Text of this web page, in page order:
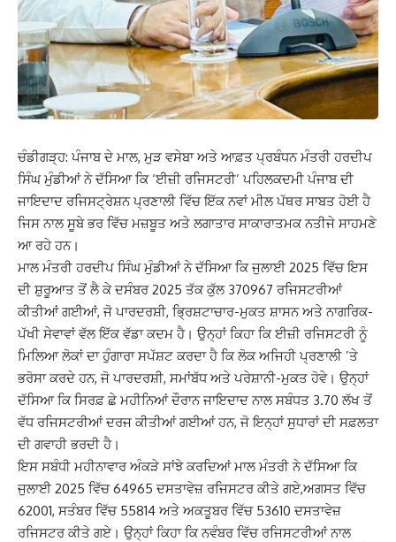
ਚੰਡੀਗੜ੍ਹ: ਪੰਜਾਬ ਦੇ ਮਾਲ, ਮੁੜ ਵਸੇਬਾ ਅਤੇ ਆਫ਼ਤ ਪ੍ਰਬੰਧਨ ਮੰਤਰੀ ਹਰਦੀਪ
ਸਿੰਘ ਮੁੰਡੀਆਂ ਨੇ ਦੱਸਿਆ ਕਿ ‘ਈਜ਼ੀ ਰਜਿਸਟਰੀ’ ਪਹਿਲਕਦਮੀ ਪੰਜਾਬ ਦੀ
ਜਾਇਦਾਦ ਰਜਿਸਟ੍ਰੇਸ਼ਨ ਪ੍ਰਣਾਲੀ ਵਿੱਚ ਇੱਕ ਨਵਾਂ ਮੀਲ ਪੱਥਰ ਸਾਬਤ ਹੋਈ ਹੈ
ਜਿਸ ਨਾਲ ਸੂਬੇ ਭਰ ਵਿੱਚ ਮਜ਼ਬੂਤ ਅਤੇ ਲਗਾਤਾਰ ਸਾਕਾਰਾਤਮਕ ਨਤੀਜੇ ਸਾਹਮਣੇ
ਆ ਰਹੇ ਹਨ।
ਮਾਲ ਮੰਤਰੀ ਹਰਦੀਪ ਸਿੰਘ ਮੁੰਡੀਆਂ ਨੇ ਦੱਸਿਆ ਕਿ ਜੁਲਾਈ 2025 ਵਿੱਚ ਇਸ
ਦੀ ਸ਼ੁਰੂਆਤ ਤੋਂ ਲੈ ਕੇ ਦਸੰਬਰ 2025 ਤੱਕ ਕੁੱਲ 370967 ਰਜਿਸਟਰੀਆਂ
ਕੀਤੀਆਂ ਗਈਆਂ, ਜੋ ਪਾਰਦਰਸ਼ੀ, ਭ੍ਰਿਸ਼ਟਾਚਾਰ-ਮੁਕਤ ਸ਼ਾਸਨ ਅਤੇ ਨਾਗਰਿਕ-
ਪੱਖੀ ਸੇਵਾਵਾਂ ਵੱਲ ਇੱਕ ਵੱਡਾ ਕਦਮ ਹੈ। ਉਨ੍ਹਾਂ ਕਿਹਾ ਕਿ ਈਜ਼ੀ ਰਜਿਸਟਰੀ ਨੂੰ
ਮਿਲਿਆ ਲੋਕਾਂ ਦਾ ਹੁੰਗਾਰਾ ਸਪੱਸ਼ਟ ਕਰਦਾ ਹੈ ਕਿ ਲੋਕ ਅਜਿਹੀ ਪ੍ਰਣਾਲੀ ’ਤੇ
ਭਰੋਸਾ ਕਰਦੇ ਹਨ, ਜੋ ਪਾਰਦਰਸ਼ੀ, ਸਮਾਂਬੱਧ ਅਤੇ ਪਰੇਸ਼ਾਨੀ-ਮੁਕਤ ਹੋਵੇ। ਉਨ੍ਹਾਂ
ਦੱਸਿਆ ਕਿ ਸਿਰਫ਼ ਛੇ ਮਹੀਨਿਆਂ ਦੌਰਾਨ ਜਾਇਦਾਦ ਨਾਲ ਸਬੰਧਤ 3.70 ਲੱਖ ਤੋਂ
ਵੱਧ ਰਜਿਸਟਰੀਆਂ ਦਰਜ ਕੀਤੀਆਂ ਗਈਆਂ ਹਨ, ਜੋ ਇਨ੍ਹਾਂ ਸੁਧਾਰਾਂ ਦੀ ਸਫ਼ਲਤਾ
ਦੀ ਗਵਾਹੀ ਭਰਦੀ ਹੈ।
ਇਸ ਸਬੰਧੀ ਮਹੀਨਾਵਾਰ ਅੰਕੜੇ ਸਾਂਝੇ ਕਰਦਿਆਂ ਮਾਲ ਮੰਤਰੀ ਨੇ ਦੱਸਿਆ ਕਿ
ਜੁਲਾਈ 2025 ਵਿੱਚ 64965 ਦਸਤਾਵੇਜ਼ ਰਜਿਸਟਰ ਕੀਤੇ ਗਏ,ਅਗਸਤ ਵਿੱਚ
62001, ਸਤੰਬਰ ਵਿੱਚ 55814 ਅਤੇ ਅਕਤੂਬਰ ਵਿੱਚ 53610 ਦਸਤਾਵੇਜ਼
ਰਜਿਸਟਰ ਕੀਤੇ ਗਏ। ਉਨ੍ਹਾਂ ਕਿਹਾ ਕਿ ਨਵੰਬਰ ਵਿੱਚ ਰਜਿਸਟਰੀਆਂ ਨਾਲ